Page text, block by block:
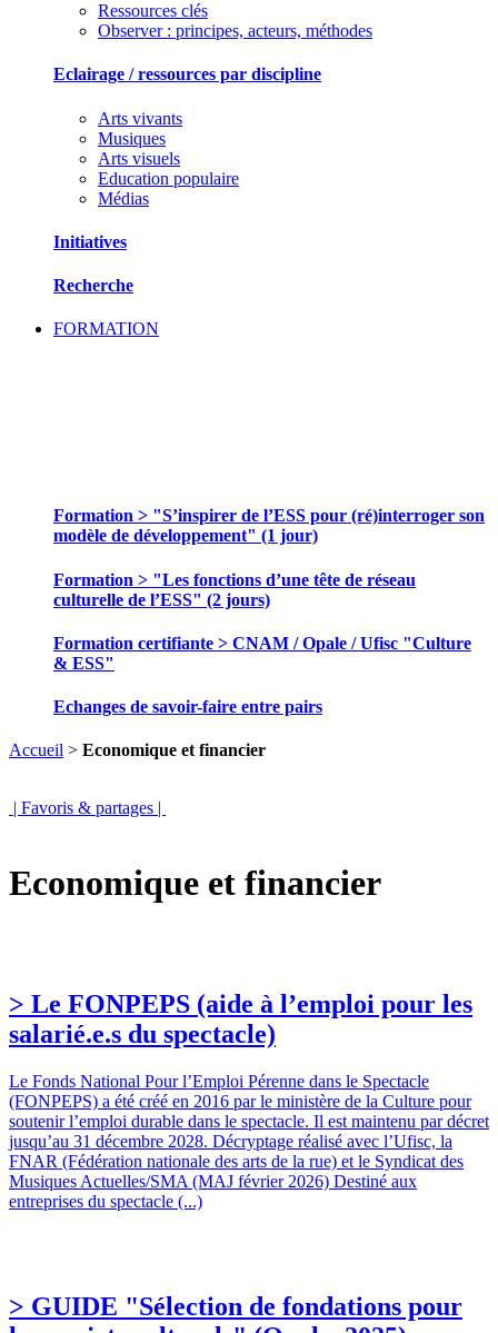
Ressources clés
Observer : principes, acteurs, méthodes
Eclairage / ressources par discipline
Arts vivants
Musiques
Arts visuels
Education populaire
Médias
Initiatives
Recherche
FORMATION
Formation > "S’inspirer de l’ESS pour (ré)interroger son
modèle de développement" (1 jour)
Formation > "Les fonctions d’une tête de réseau
culturelle de l’ESS" (2 jours)
Formation certifiante > CNAM / Opale / Ufisc "Culture
& ESS"
Echanges de savoir-faire entre pairs
Accueil > Economique et financier
| Favoris & partages |
Economique et financier
> Le FONPEPS (aide à l’emploi pour les
salarié.e.s du spectacle)
Le Fonds National Pour l’Emploi Pérenne dans le Spectacle
(FONPEPS) a été créé en 2016 par le ministère de la Culture pour
soutenir l’emploi durable dans le spectacle. Il est maintenu par décret
jusqu’au 31 décembre 2028. Décryptage réalisé avec l’Ufisc, la
FNAR (Fédération nationale des arts de la rue) et le Syndicat des
Musiques Actuelles/SMA (MAJ février 2026) Destiné aux
entreprises du spectacle (...)
> GUIDE "Sélection de fondations pour